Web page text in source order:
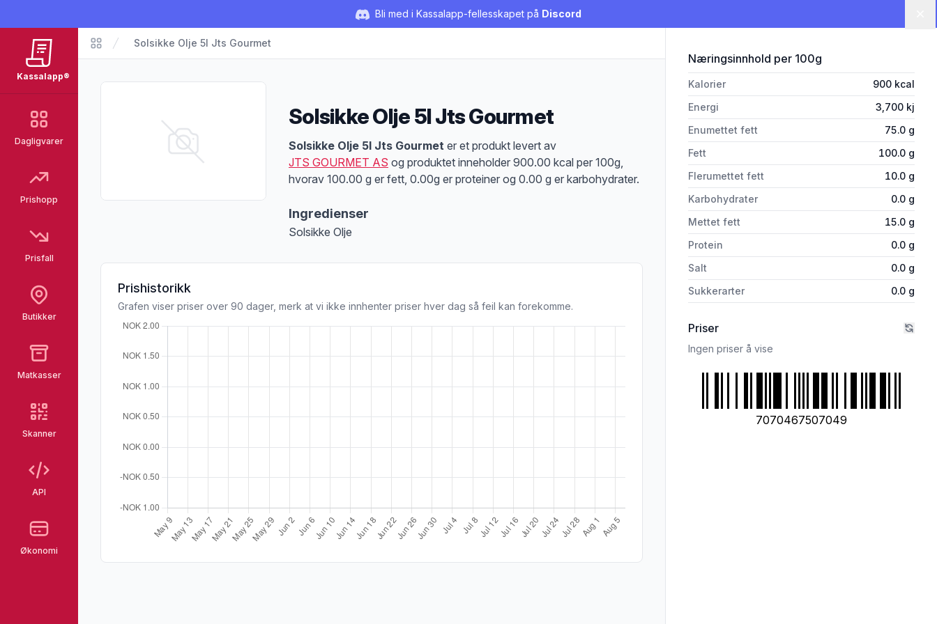
Bli med i Kassalapp-fellesskapet på Discord
Kassalapp®
Dagligvarer
Prishopp
Prisfall
Butikker
Matkasser
Skanner
API
Økonomi
Matvarer
Solsikke Olje 5l Jts Gourmet
Solsikke Olje 5l Jts Gourmet
Produktbeskrivelse
Solsikke Olje 5l Jts Gourmet er et produkt levert av
JTS GOURMET AS og produktet inneholder 900.00 kcal per 100g,
hvorav 100.00 g er fett, 0.00g er proteiner og 0.00 g er karbohydrater.
Ingredienser
Solsikke Olje
Prishistorikk
Grafen viser priser over 90 dager, merk at vi ikke innhenter priser hver dag så feil kan forekomme.
Næringsinnhold for 'Solsikke Olje 5l Jts
per 100g
Kalorier 900 kcal
Energi
3,700 kj
Enumettet fett
75.0 g
Fett
100.0 g
Flerumettet fett
10.0 g
Karbohydrater
0.0 g
Mettet fett
15.0 g
Protein
0.0 g
Salt
0.0 g
Sukkerarter
0.0 g
Priser
Ingen priser å vise
7070467507049